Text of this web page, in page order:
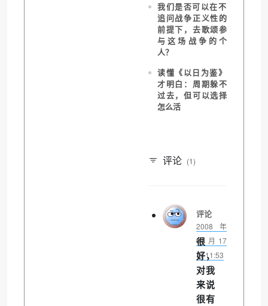
我们是否可以在不
追问战争正义性的
前提下，去歌颂参
与这场战争的个
人？
读懂《以日为鉴》
才明白：周期躲不
过去，但可以选择
怎么活
评论 (1)
评论
2008年
01月17
日 11:53
很
好，
对我
来说
很有